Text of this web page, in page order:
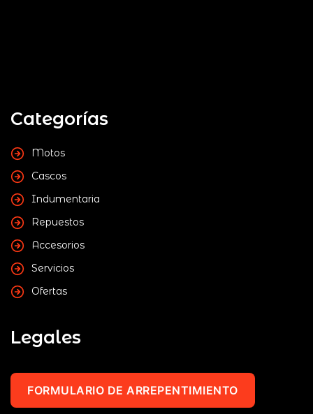
Categorías
Motos
Cascos
Indumentaria
Repuestos
Accesorios
Servicios
Ofertas
Legales
FORMULARIO DE ARREPENTIMIENTO